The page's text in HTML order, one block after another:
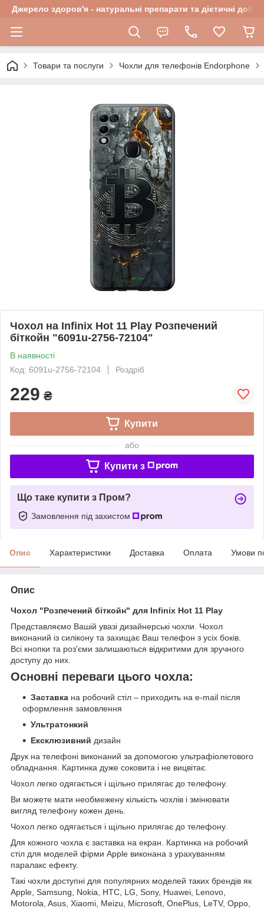
Джерело здоров'я - натуральні препарати та дієтичні
Товари та послуги Чохли для телефонів Endorphone
Чохол на Infinix Hot 11 Play Розпечений
біткойн "6091u-2756-72104"
В наявності
Код: 6091u-2756-72104
Роздріб
229 ₴
Купити
або
Купити з
Що таке купити з Пром?
Замовлення під захистом
Опис Характеристики Доставка Оплата Умови
Опис
Чохол "Розпечений біткойн" для Infinix Hot 11 Play
Представляємо Вашій увазі дизайнерські чохли. Чохол
виконаний із силікону та захищає Ваш телефон з усіх боків.
Всі кнопки та роз'єми залишаються відкритими для зручного
доступу до них.
Основні переваги цього чохла:
Заставка на робочий стіл – приходить на e-mail після
оформлення замовлення
Ультратонкий
Ексклюзивний дизайн
Друк на телефоні виконаний за допомогою ультрафіолетового
обладнання. Картинка дуже соковита і не вицвітає.
Чохол легко одягається і щільно прилягає до телефону.
Ви можете мати необмежену кількість чохлів і змінювати
вигляд телефону кожен день.
Чохол легко одягається і щільно прилягає до телефону.
Для кожного чохла є заставка на екран. Картинка на робочий
стіл для моделей фірми Apple виконана з урахуванням
паралакс ефекту.
Такі чохли доступні для популярних моделей таких брендів як
Apple, Samsung, Nokia, HTC, LG, Sony, Huawei, Lenovo,
Motorola, Asus, Xiaomi, Meizu, Microsoft, OnePlus, LeTV, Oppo,